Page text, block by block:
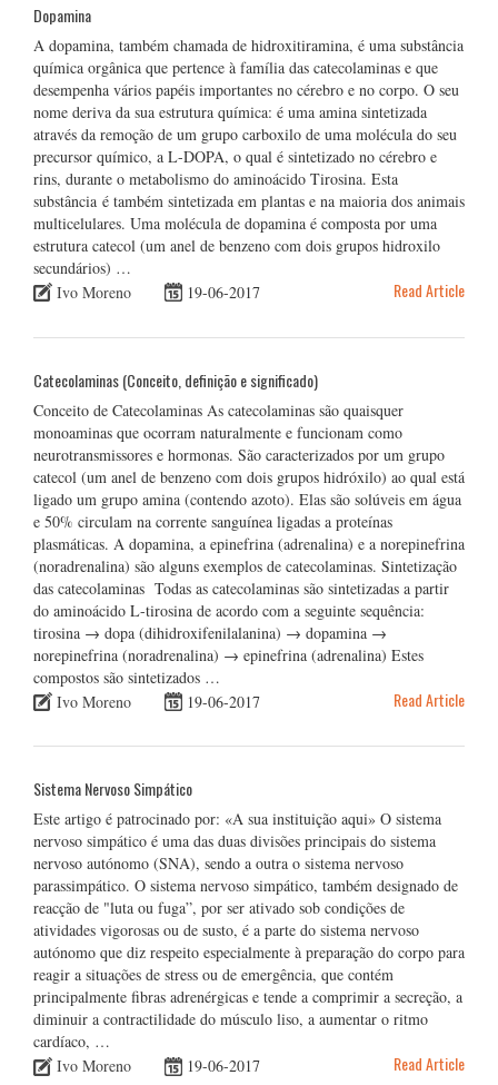
Dopamina
A dopamina, também chamada de hidroxitiramina, é uma substância
química orgânica que pertence à família das catecolaminas e que
desempenha vários papéis importantes no cérebro e no corpo. O seu
nome deriva da sua estrutura química: é uma amina sintetizada
através da remoção de um grupo carboxilo de uma molécula do seu
precursor químico, a L-DOPA, o qual é sintetizado no cérebro e
rins, durante o metabolismo do aminoácido Tirosina. Esta
substância é também sintetizada em plantas e na maioria dos animais
multicelulares. Uma molécula de dopamina é composta por uma
estrutura catecol (um anel de benzeno com dois grupos hidroxilo
secundários) …
Ivo Moreno
19-06-2017 Read Article
Catecolaminas (Conceito, definição e significado)
Conceito de Catecolaminas As catecolaminas são quaisquer
monoaminas que ocorram naturalmente e funcionam como
neurotransmissores e hormonas. São caracterizados por um grupo
catecol (um anel de benzeno com dois grupos hidróxilo) ao qual está
ligado um grupo amina (contendo azoto). Elas são solúveis em água
e 50% circulam na corrente sanguínea ligadas a proteínas
plasmáticas. A dopamina, a epinefrina (adrenalina) e a norepinefrina
(noradrenalina) são alguns exemplos de catecolaminas. Sintetização
das catecolaminas Todas as catecolaminas são sintetizadas a partir
do aminoácido L-tirosina de acordo com a seguinte sequência:
tirosina → dopa (dihidroxifenilalanina) → dopamina →
norepinefrina (noradrenalina) → epinefrina (adrenalina) Estes
compostos são sintetizados …
Ivo Moreno
19-06-2017 Read Article
Sistema Nervoso Simpático
Este artigo é patrocinado por: «A sua instituição aqui» O sistema
nervoso simpático é uma das duas divisões principais do sistema
nervoso autónomo (SNA), sendo a outra o sistema nervoso
parassimpático. O sistema nervoso simpático, também designado de
reacção de "luta ou fuga”, por ser ativado sob condições de
atividades vigorosas ou de susto, é a parte do sistema nervoso
autónomo que diz respeito especialmente à preparação do corpo para
reagir a situações de stress ou de emergência, que contém
principalmente fibras adrenérgicas e tende a comprimir a secreção, a
diminuir a contractilidade do músculo liso, a aumentar o ritmo
cardíaco, …
Ivo Moreno
19-06-2017 Read Article